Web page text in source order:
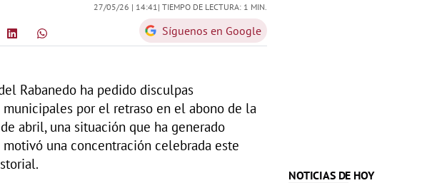
27/05/26 | 14:41 | TIEMPO DE LECTURA: 1 MIN.
Síguenos en Google
Rabanedo ha pedido disculpas
por el retraso en el abono de la
abril, una situación que ha generado
una concentración celebrada este
NOTICIAS DE HOY